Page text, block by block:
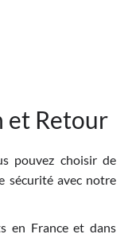
et Retour
pouvez choisir de
sécurité avec notre
en France et dans